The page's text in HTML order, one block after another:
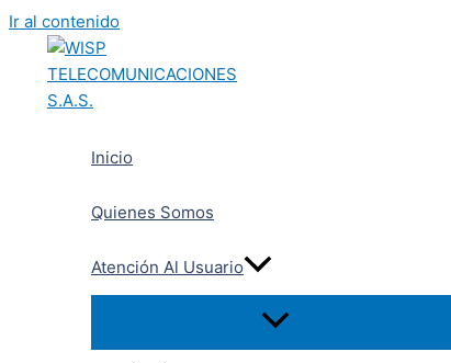
Ir al contenido
Inicio
Quienes Somos
Atención Al Usuario